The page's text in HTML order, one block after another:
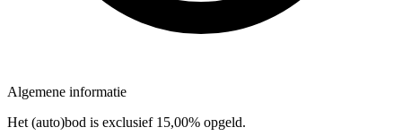
Algemene informatie
Het (auto)bod is exclusief 15,00% opgeld.